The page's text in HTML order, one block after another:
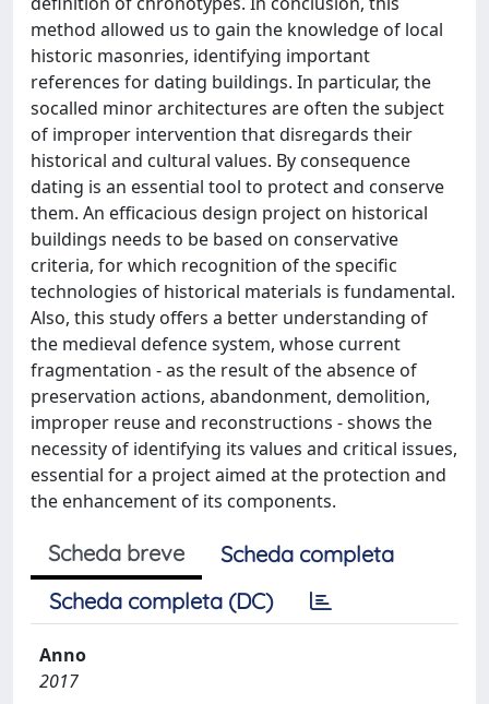
method allowed us to gain the knowledge of local
historic masonries, identifying important
references for dating buildings. In particular, the
socalled minor architectures are often the subject
of improper intervention that disregards their
historical and cultural values. By consequence
dating is an essential tool to protect and conserve
them. An efficacious design project on historical
buildings needs to be based on conservative
criteria, for which recognition of the specific
technologies of historical materials is fundamental.
Also, this study offers a better understanding of
the medieval defence system, whose current
fragmentation - as the result of the absence of
preservation actions, abandonment, demolition,
improper reuse and reconstructions - shows the
necessity of identifying its values and critical issues,
essential for a project aimed at the protection and
the enhancement of its components.
Scheda breve
Scheda completa
Scheda completa (DC)
Anno
2017